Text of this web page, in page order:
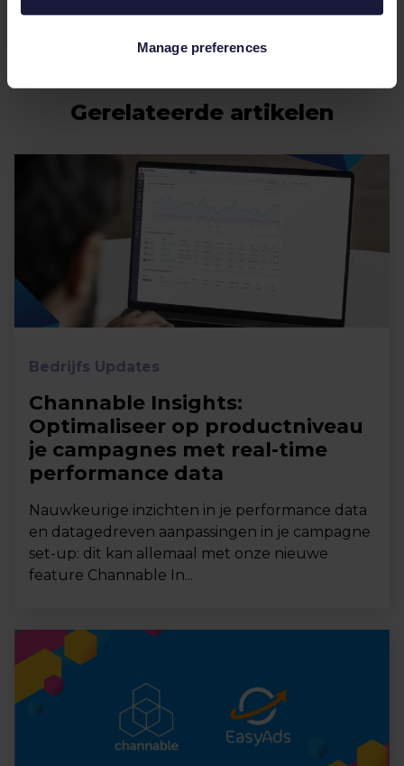
Manage preferences
Gerelateerde artikelen
Bedrijfs Updates
Channable Insights:
Optimaliseer op productniveau
je campagnes met real-time
performance data
Nauwkeurige inzichten in je performance data
en datagedreven aanpassingen in je campagne
set-up: dit kan allemaal met onze nieuwe
feature Channable In...